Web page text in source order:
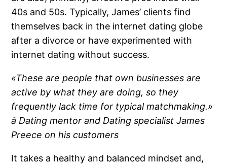
40s and 50s. Typically, James’ clients find
themselves back in the internet dating globe
after a divorce or have experimented with
internet dating without success.
«These are people that own businesses are
active by what they are doing, so they
frequently lack time for typical matchmaking.»
â Dating mentor and Dating specialist James
Preece on his customers
It takes a healthy and balanced mindset and,